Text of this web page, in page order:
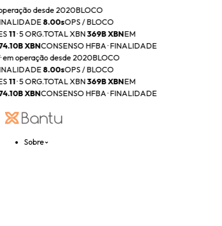
desde 2020BLOCO
8.00sOPS / BLOCO
11·5 ORG.TOTAL XBN369BXBNEM
XBNCONSENSO HFBA · FINALIDADE
·em operação desde 2020BLOCO
8.00sOPS / BLOCO
11·5 ORG.TOTAL XBN369BXBNEM
XBNCONSENSO HFBA · FINALIDADE
Sobre